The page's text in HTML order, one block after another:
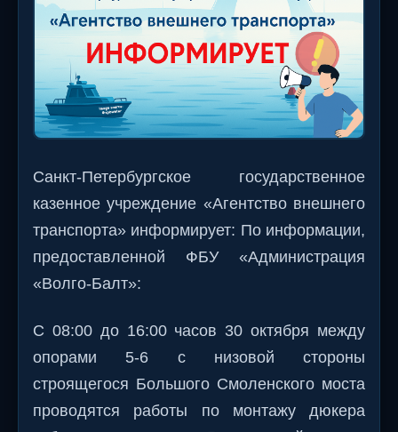
Санкт-Петербургское государственное
казенное учреждение «Агентство внешнего
транспорта» информирует: По информации,
предоставленной ФБУ «Администрация
«Волго-Балт»:
С 08:00 до 16:00 часов 30 октября между
опорами 5-6 с низовой стороны
строящегося Большого Смоленского моста
проводятся работы по монтажу дюкера